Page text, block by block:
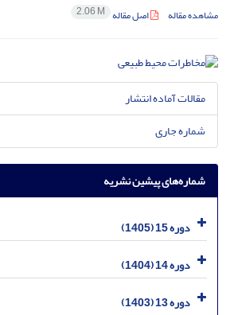
مشاهده مقاله اصل مقاله 2.06 M
مقالات آماده انتشار
شماره جاری
شماره‌های پیشین نشریه
دوره 15 (1405)
دوره 14 (1404)
دوره 13 (1403)